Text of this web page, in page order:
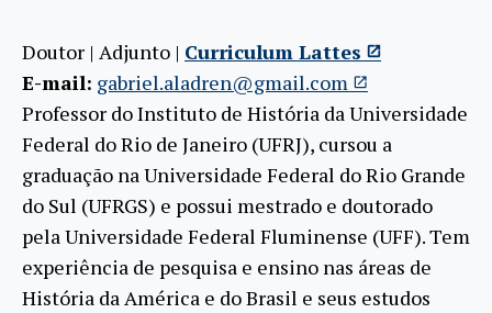
Doutor | Adjunto | Curriculum Lattes
E-mail: gabriel.aladren@gmail.com
Professor do Instituto de História da Universidade
Federal do Rio de Janeiro (UFRJ), cursou a
graduação na Universidade Federal do Rio Grande
do Sul (UFRGS) e possui mestrado e doutorado
pela Universidade Federal Fluminense (UFF). Tem
experiência de pesquisa e ensino nas áreas de
História da América e do Brasil e seus estudos